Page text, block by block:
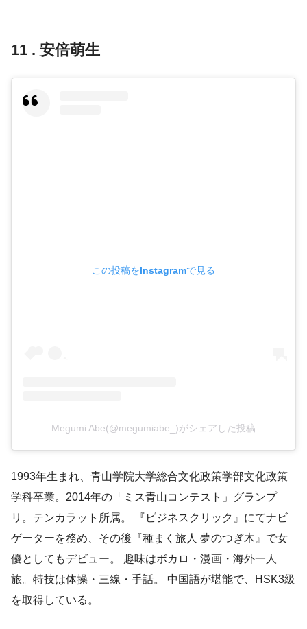
11 . 安倍萌生
この投稿をInstagramで見る
Megumi Abe(@megumiabe_)がシェアした投稿
1993年生まれ、青山学院大学総合文化政策学部文化政策
学科卒業。2014年の「ミス青山コンテスト」グランプ
リ。テンカラット所属。 『ビジネスクリック』にてナビ
ゲーターを務め、その後『種まく旅人 夢のつぎ木』で女
優としてもデビュー。 趣味はボカロ・漫画・海外一人
旅。特技は体操・三線・手話。 中国語が堪能で、HSK3級
を取得している。